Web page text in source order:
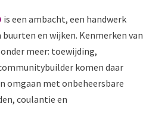
is een ambacht, een handwerk
en wijken. Kenmerken van
meer: toewijding,
komen daar
omgaan met onbeheersbare
coulantie en